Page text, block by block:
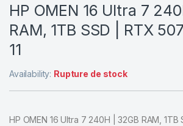
HP OMEN 16 Ultra 7
RAM, 1TB SSD | RTX
11
Availability: Rupture de stock
HP OMEN 16 Ultra 7 240H | 32GB RAM,